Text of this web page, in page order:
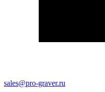
sales@pro-graver.ru